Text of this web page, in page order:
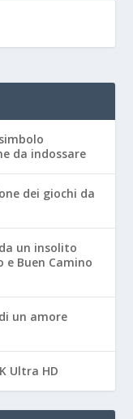
da indossare
dei giochi da
un insolito
e Buen Camino
un amore
Ultra HD